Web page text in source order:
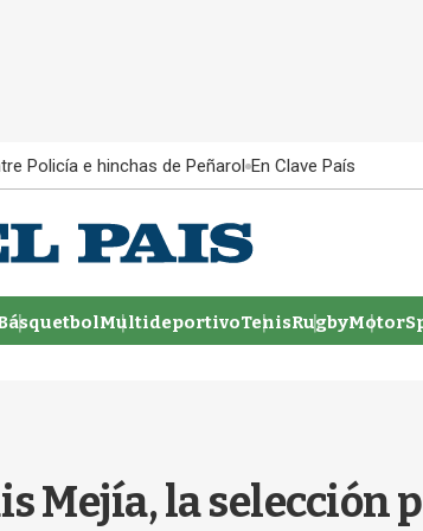
Policía e hinchas de Peñarol En Clave País
MultideportivoTenisRugby
Mejía, la selección